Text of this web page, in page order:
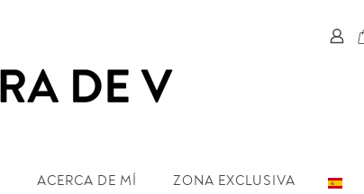
ACERCA DE MÍ ZONA EXCLUSIVA